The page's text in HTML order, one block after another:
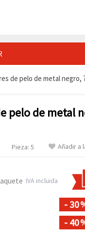
de pelo de metal negro,
pelo de metal
Pieza: 5 Añadir a
IVA incluida
- 30
- 40